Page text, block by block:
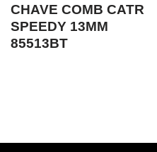
CHAVE COMB CATR
SPEEDY 13MM
85513BT